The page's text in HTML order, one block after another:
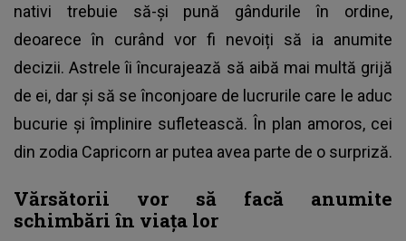
nativi trebuie să-și pună gândurile în ordine,
deoarece în curând vor fi nevoiți să ia anumite
decizii. Astrele îi încurajează să aibă mai multă grijă
de ei, dar și să se înconjoare de lucrurile care le aduc
bucurie și împlinire sufletească. În plan amoros, cei
din zodia Capricorn ar putea avea parte de o surpriză.
Vărsătorii vor să facă anumite
schimbări în viața lor